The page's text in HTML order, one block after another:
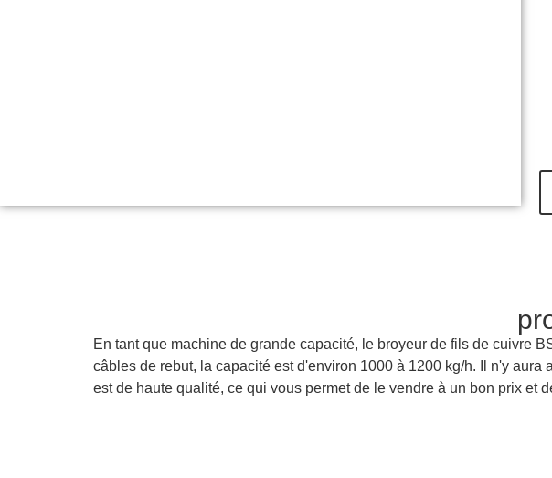
En tant que machine de grande capacité, le broyeur de fils de cuivre
câbles de rebut, la capacité est d'environ 1000 à 1200 kg/h. Il n'y
est de haute qualité, ce qui vous permet de le vendre à un bon prix et